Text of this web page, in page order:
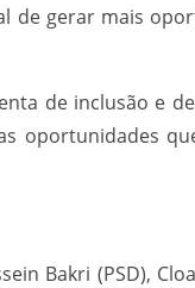
gerar mais
de inclusão e
oportunidades
Bakri (PSD),